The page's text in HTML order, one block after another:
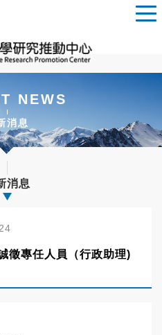
NEWS
消息
消息
徵專任人員（行政助理)